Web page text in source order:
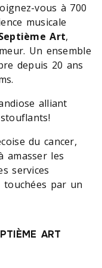
vous à 700
musicale
Art,
Un ensemble
depuis 20 ans
alliant
du cancer,
amasser les
services
par un
ART